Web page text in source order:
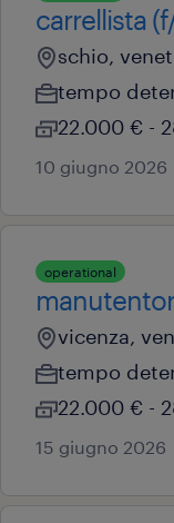
carrellista
schio,
tempo
22.000 € -
10 giugno 2026
operational
vicenza,
tempo
22.000 € -
15 giugno 2026